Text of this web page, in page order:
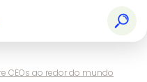
CEOs ao redor do mundo